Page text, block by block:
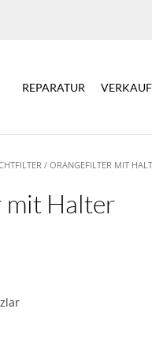
REPARATUR VERKAUF
/ ORANGEFILTER MIT
mit Halter